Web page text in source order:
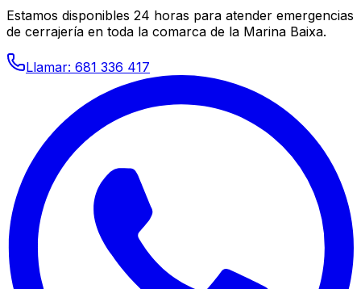
Estamos disponibles 24 horas para atender emergencias
de cerrajería en toda la comarca de la Marina Baixa.
Llamar: 681 336 417